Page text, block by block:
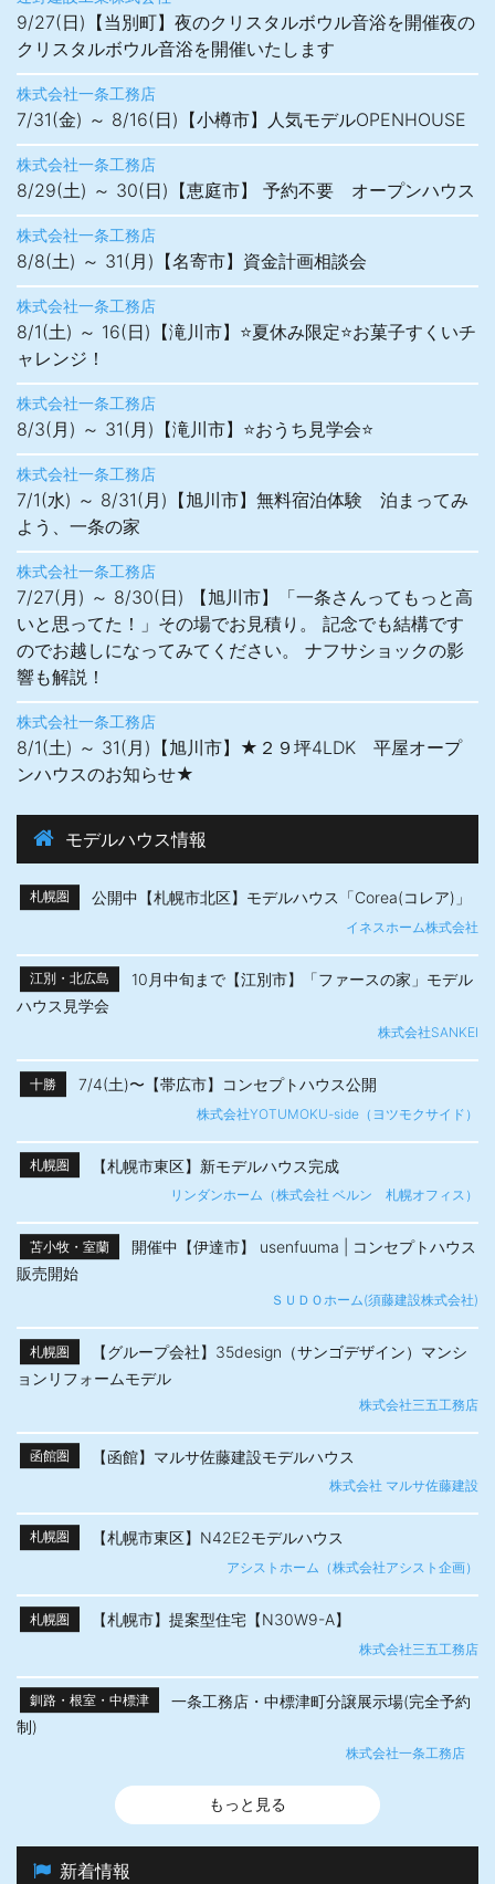
9/27(日)【当別町】夜のクリスタルボウル音浴を開催夜の
クリスタルボウル音浴を開催いたします
株式会社一条工務店
7/31(金) ～ 8/16(日)【小樽市】人気モデルOPENHOUSE
株式会社一条工務店
8/29(土) ～ 30(日)【恵庭市】 予約不要 オープンハウス
株式会社一条工務店
8/8(土) ～ 31(月)【名寄市】資金計画相談会
株式会社一条工務店
8/1(土) ～ 16(日)【滝川市】⭐夏休み限定⭐お菓子すくいチ
ャレンジ！
株式会社一条工務店
8/3(月) ～ 31(月)【滝川市】⭐おうち見学会⭐
株式会社一条工務店
7/1(水) ～ 8/31(月)【旭川市】無料宿泊体験 泊まってみ
よう、一条の家
株式会社一条工務店
7/27(月) ～ 8/30(日) 【旭川市】「一条さんってもっと高
いと思ってた！」その場でお見積り。 記念でも結構です
のでお越しになってみてください。 ナフサショックの影
響も解説！
株式会社一条工務店
8/1(土) ～ 31(月)【旭川市】★２９坪4LDK 平屋オープ
ンハウスのお知らせ★
モデルハウス情報
札幌圏 公開中【札幌市北区】モデルハウス「Corea(コレア)」
イネスホーム株式会社
江別・北広島
10月中旬まで【江別市】「ファースの家」モデル
ハウス見学会
株式会社SANKEI
十勝 7/4(土)〜【帯広市】​コンセプトハウス公開
株式会社YOTUMOKU-side（ヨツモクサイド）
札幌圏 【札幌市東区】新モデルハウス完成
リンダンホーム（株式会社 ベルン 札幌オフィス）
苫小牧・室蘭
開催中【伊達市】 usenfuuma | コンセプトハウス
販売開始
ＳＵＤＯホーム(須藤建設株式会社)
札幌圏
【グループ会社】35design（サンゴデザイン）マンシ
ョンリフォームモデル
株式会社三五工務店
函館圏 【函館】マルサ佐藤建設モデルハウス
株式会社 マルサ佐藤建設
札幌圏 【札幌市東区】N42E2モデルハウス
アシストホーム（株式会社アシスト企画）
札幌圏 【札幌市】提案型住宅【N30W9-A】
株式会社三五工務店
釧路・根室・中標津
一条工務店・中標津町分譲展示場(完全予約
制)
株式会社一条工務店
もっと見る
新着情報